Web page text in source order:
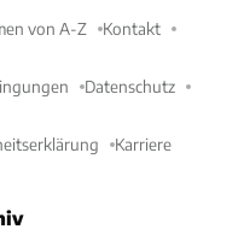
von A-Z Kontakt
Datenschutz
Karriere